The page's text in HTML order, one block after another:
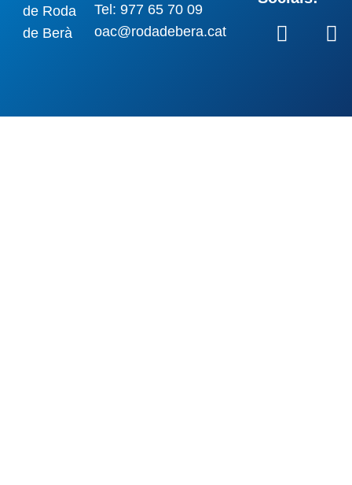
Tel: 977 65 70 09
oac@rodadebera.cat